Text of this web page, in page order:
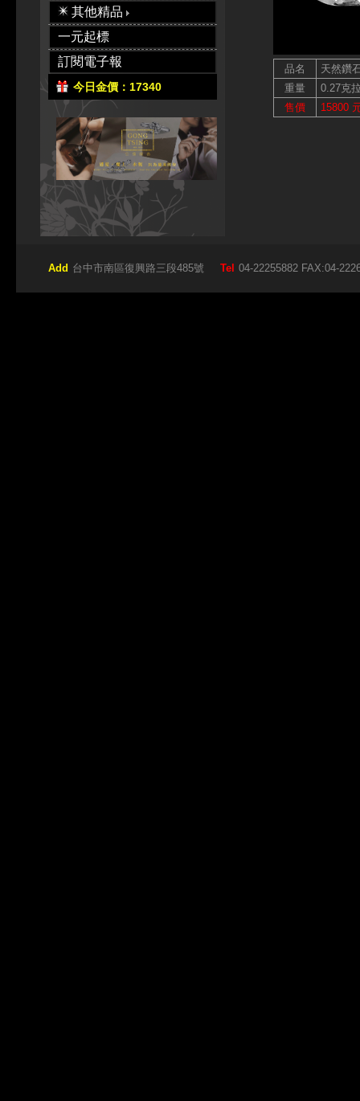
其他精品
一元起標
訂閱電子報
今日金價：17340
品名
天然鑽
重量
0.27克
售價
15800
Add 台中市南區復興路三段485號 Tel 04-22255882 FAX:04-